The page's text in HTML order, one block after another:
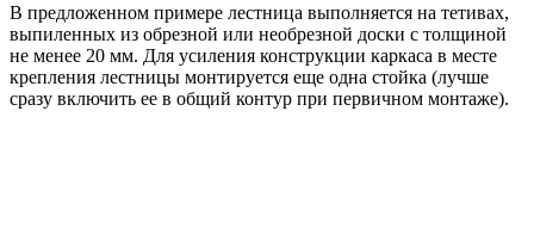
В предложенном примере лестница выполняется на тетивах,
выпиленных из обрезной или необрезной доски с толщиной
не менее 20 мм. Для усиления конструкции каркаса в месте
крепления лестницы монтируется еще одна стойка (лучше
сразу включить ее в общий контур при первичном монтаже).